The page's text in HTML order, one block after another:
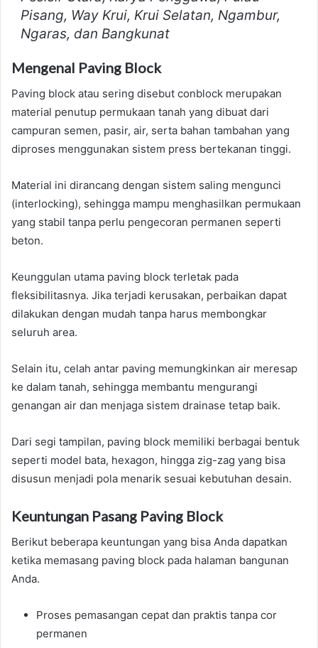
Pisang, Way Krui, Krui Selatan, Ngambur,
Ngaras, dan Bangkunat
Mengenal Paving Block
Paving block atau sering disebut conblock merupakan
material penutup permukaan tanah yang dibuat dari
campuran semen, pasir, air, serta bahan tambahan yang
diproses menggunakan sistem press bertekanan tinggi.
Material ini dirancang dengan sistem saling mengunci
(interlocking), sehingga mampu menghasilkan permukaan
yang stabil tanpa perlu pengecoran permanen seperti
beton.
Keunggulan utama paving block terletak pada
fleksibilitasnya. Jika terjadi kerusakan, perbaikan dapat
dilakukan dengan mudah tanpa harus membongkar
seluruh area.
Selain itu, celah antar paving memungkinkan air meresap
ke dalam tanah, sehingga membantu mengurangi
genangan air dan menjaga sistem drainase tetap baik.
Dari segi tampilan, paving block memiliki berbagai bentuk
seperti model bata, hexagon, hingga zig-zag yang bisa
disusun menjadi pola menarik sesuai kebutuhan desain.
Keuntungan Pasang Paving Block
Berikut beberapa keuntungan yang bisa Anda dapatkan
ketika memasang paving block pada halaman bangunan
Anda.
Proses pemasangan cepat dan praktis tanpa cor
permanen